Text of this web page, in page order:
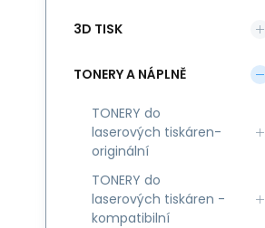
3D TISK
TONERY A NÁPLNĚ
TONERY do
laserových tiskáren-
originální
TONERY do
laserových tiskáren -
kompatibilní